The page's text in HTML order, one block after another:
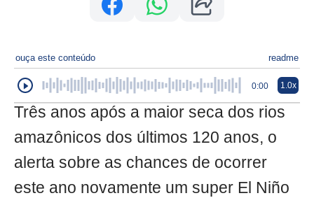
ouça este conteúdo readme
0:00 1.0x
Três anos após a maior seca dos rios
amazônicos dos últimos 120 anos, o
alerta sobre as chances de ocorrer
este ano novamente um super El Niño